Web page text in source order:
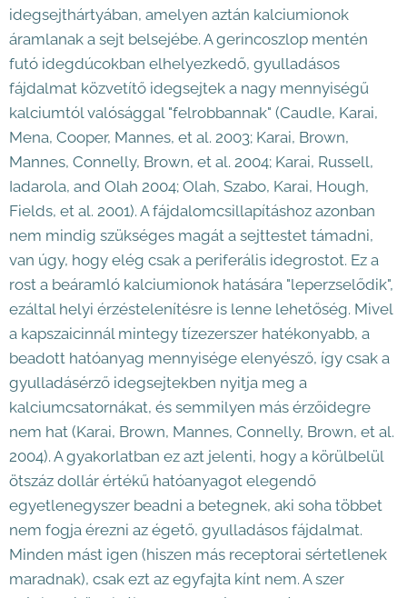
idegsejthártyában, amelyen aztán kalciumionok
áramlanak a sejt belsejébe. A gerincoszlop mentén
futó idegdúcokban elhelyezkedő, gyulladásos
fájdalmat közvetítő idegsejtek a nagy mennyiségű
kalciumtól valósággal "felrobbannak" (Caudle, Karai,
Mena, Cooper, Mannes, et al. 2003; Karai, Brown,
Mannes, Connelly, Brown, et al. 2004; Karai, Russell,
Iadarola, and Olah 2004; Olah, Szabo, Karai, Hough,
Fields, et al. 2001). A fájdalomcsillapításhoz azonban
nem mindig szükséges magát a sejttestet támadni,
van úgy, hogy elég csak a periferális idegrostot. Ez a
rost a beáramló kalciumionok hatására "leperzselődik",
ezáltal helyi érzéstelenítésre is lenne lehetőség. Mivel
a kapszaicinnál mintegy tízezerszer hatékonyabb, a
beadott hatóanyag mennyisége elenyésző, így csak a
gyulladásérző idegsejtekben nyitja meg a
kalciumcsatornákat, és semmilyen más érzőidegre
nem hat (Karai, Brown, Mannes, Connelly, Brown, et al.
2004). A gyakorlatban ez azt jelenti, hogy a körülbelül
ötszáz dollár értékű hatóanyagot elegendő
egyetlenegyszer beadni a betegnek, aki soha többet
nem fogja érezni az égető, gyulladásos fájdalmat.
Minden mást igen (hiszen más receptorai sértetlenek
maradnak), csak ezt az egyfajta kínt nem. A szer